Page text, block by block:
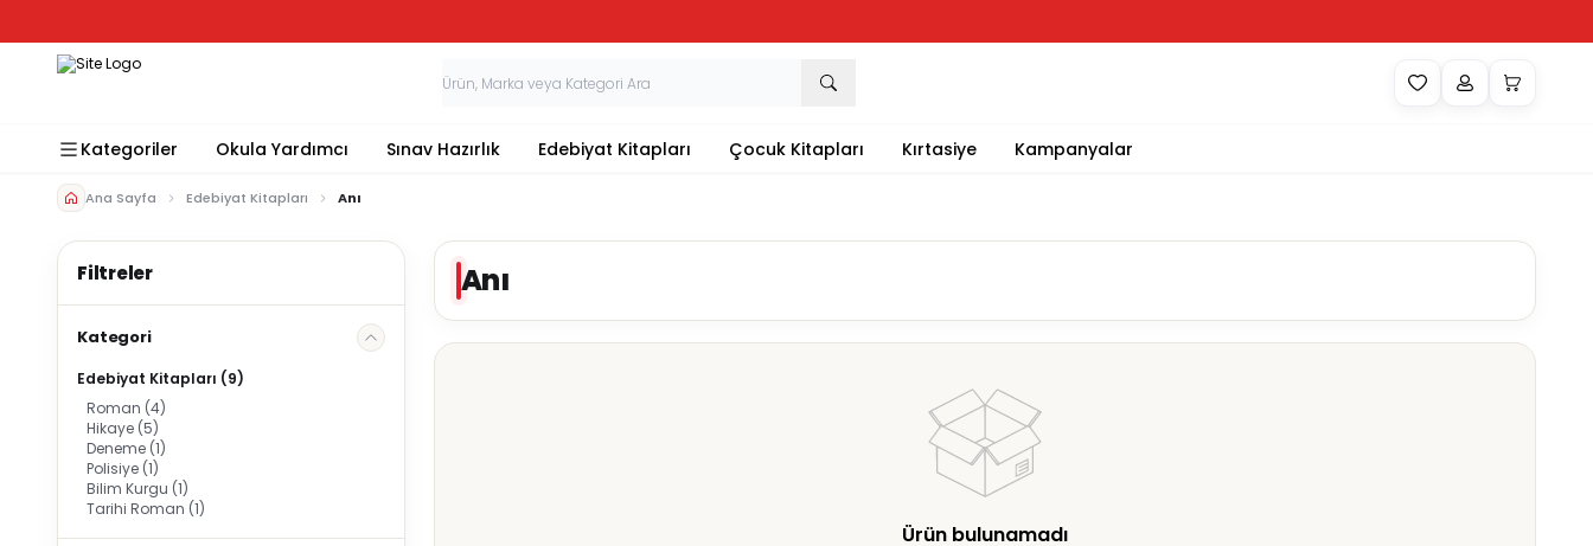
Kategoriler Okula Yardımcı Sınav Hazırlık Edebiyat Kitapları Çocuk Kitapları Kırtasiye Kampanyalar
Ana Sayfa Edebiyat Kitapları Anı
Kategori
Edebiyat Kitapları (9)
Roman (4)
Hikaye (5)
Deneme (1)
Polisiye (1)
Bilim Kurgu (1)
Tarihi Roman (1)
Anı
Ürün bulunamadı